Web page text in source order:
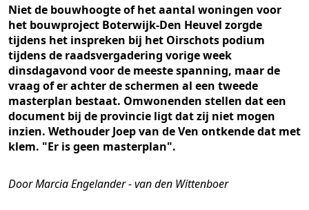
Niet de bouwhoogte of het aantal woningen voor
het bouwproject Boterwijk-Den Heuvel zorgde
tijdens het inspreken bij het Oirschots podium
tijdens de raadsvergadering vorige week
dinsdagavond voor de meeste spanning, maar de
vraag of er achter de schermen al een tweede
masterplan bestaat. Omwonenden stellen dat een
document bij de provincie ligt dat zij niet mogen
inzien. Wethouder Joep van de Ven ontkende dat met
klem. "Er is geen masterplan".
Door Marcia Engelander - van den Wittenboer